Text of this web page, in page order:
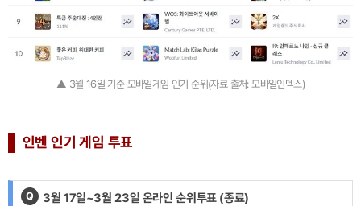
▲ 3월 16일 기준 모바일게임 인기 순위(자료 출처: 모바일인덱스)
인벤 인기 게임 투표
Q
제
3월 17일~3월 23일 온라인 순위투표 (종료)